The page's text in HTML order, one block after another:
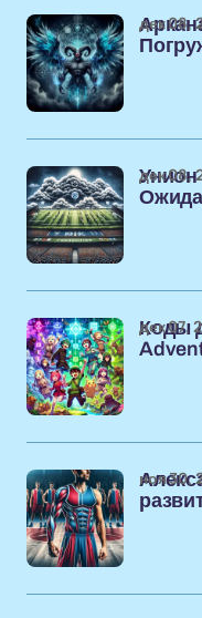
дек 08,
Унион
дек 08,
Коды
дек 07,
ноя 30,